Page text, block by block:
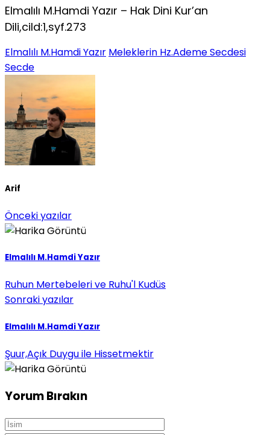
Elmalılı M.Hamdi Yazır – Hak Dini Kur’an
Dili,cild:1,syf.273
Elmalılı M.Hamdi Yazır Meleklerin Hz.Ademe Secdesi
Secde
Arif
Önceki yazılar
Elmalılı M.Hamdi Yazır
Ruhun Mertebeleri ve Ruhu'l Kudüs
Sonraki yazılar
Elmalılı M.Hamdi Yazır
Şuur,Açık Duygu ile Hissetmektir
Yorum Bırakın